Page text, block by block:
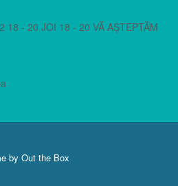
18 - 20 JOI 18 - 20 VĂ AȘTEPTĂM
by Out the Box